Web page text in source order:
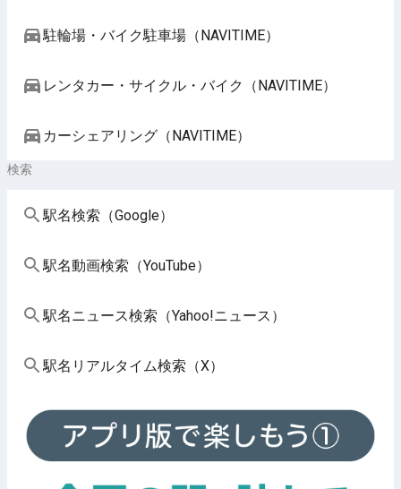
駐輪場・バイク駐車場（NAVITIME）
レンタカー・サイクル・バイク（NAVITIME）
カーシェアリング（NAVITIME）
検索
駅名検索（Google）
駅名動画検索（YouTube）
駅名ニュース検索（Yahoo!ニュース）
駅名リアルタイム検索（X）